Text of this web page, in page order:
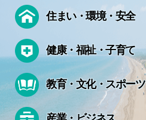
住まい・環境・安全
健康・福祉・子育て
教育・文化・スポーツ